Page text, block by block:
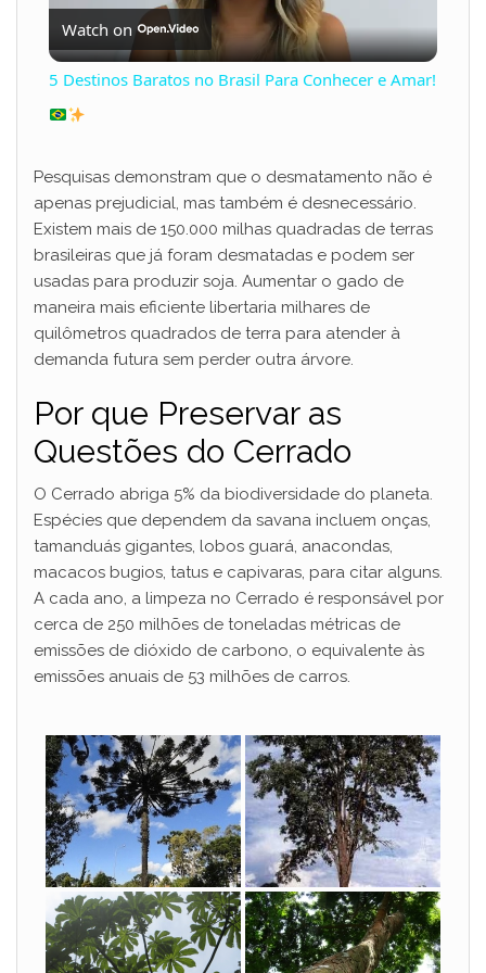
l
y
V
i
d
e
o
Watch on
5 Destinos Baratos no Brasil Para Conhecer e Amar!
Pesquisas demonstram que o desmatamento não é
apenas prejudicial, mas também é desnecessário.
Existem mais de 150.000 milhas quadradas de terras
brasileiras que já foram desmatadas e podem ser
usadas para produzir soja. Aumentar o gado de
maneira mais eficiente libertaria milhares de
quilômetros quadrados de terra para atender à
demanda futura sem perder outra árvore.
Por que Preservar as
Questões do Cerrado
O Cerrado abriga 5% da biodiversidade do planeta.
Espécies que dependem da savana incluem onças,
tamanduás gigantes, lobos guará, anacondas,
macacos bugios, tatus e capivaras, para citar alguns.
A cada ano, a limpeza no Cerrado é responsável por
cerca de 250 milhões de toneladas métricas de
emissões de dióxido de carbono, o equivalente às
emissões anuais de 53 milhões de carros.